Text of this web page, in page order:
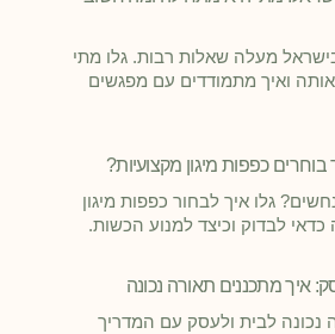
מעלה שאלות רבות. גלו מתי
ואיך מתמודדים עם מפגשים
כפפות מיגון מקצועיות?
גלו איך לבחור כפפות מיגון
כדאי לבדוק וכיצד למנוע הכשות.
איך מתכננים תאורה נכונה
נכונה לבית ולעסק עם המדריך